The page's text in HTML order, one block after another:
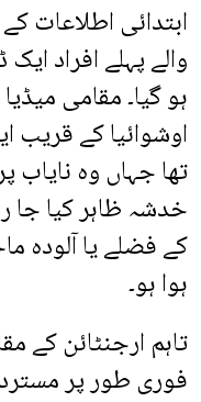
ابتدائی اطلاعات
والے پہلے افراد
ہو گیا۔ مقامی
اوشوائیا کے قریب
تھا جہاں وہ
خدشہ ظاہر کیا جا
کے فضلے یا آلودہ
ہوا ہو۔
تاہم ارجنٹائن کے
فوری طور پر